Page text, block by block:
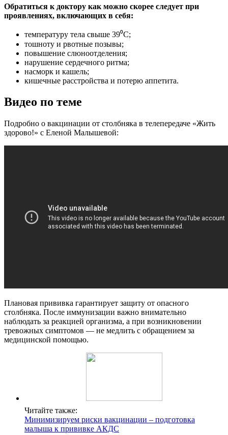
Обратиться к доктору как можно скорее следует при
проявлениях, включающих в себя:
температуру тела свыше 39⁰С;
тошноту и рвотные позывы;
повышение слюноотделения;
нарушение сердечного ритма;
насморк и кашель;
кишечные расстройства и потерю аппетита.
Видео по теме
Подробно о вакцинации от столбняка в телепередаче «Жить
здорово!» с Еленой Малышевой:
Плановая прививка гарантирует защиту от опасного
столбняка. После иммунизации важно внимательно
наблюдать за реакцией организма, а при возникновении
тревожных симптомов ― не медлить с обращением за
медицинской помощью.
Читайте также:
Минимизируем риски вакцинации – подготовка
малыша к прививке АКДС